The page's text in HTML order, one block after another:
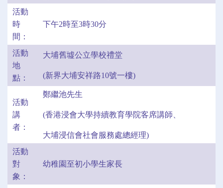
活動
時
間：
下午2時至3時30分
活動
地
點：
大埔舊墟公立學校禮堂
(新界大埔安祥路10號一樓)
活動
講
者：
鄭繼池先生
(香港浸會大學持續教育學院客席講師、
大埔浸信會社會服務處總經理)
活動
對
象：
幼稚園至初小學生家長